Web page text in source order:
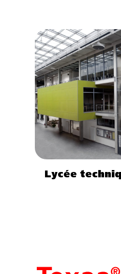
Lycée